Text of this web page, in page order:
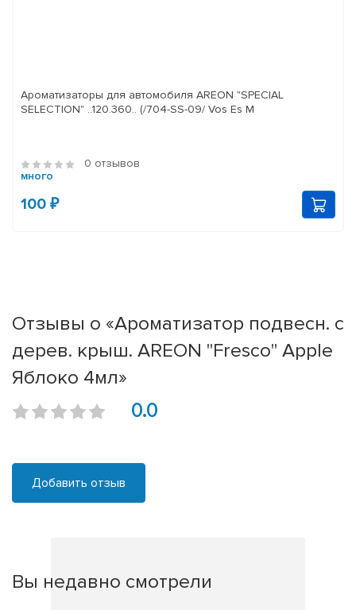
Ароматизаторы для автомобиля AREON "SPECIAL
SELECTION" ..120.360.. (/704-SS-09/ Vos Es M
0 отзывов
много
100 ₽
Отзывы о «Ароматизатор подвесн. с
дерев. крыш. AREON "Fresco" Apple
Яблоко 4мл»
0.0
Добавить отзыв
Вы недавно смотрели